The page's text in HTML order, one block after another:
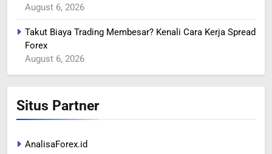
August 6, 2026
Takut Biaya Trading Membesar? Kenali Cara Kerja Spread
Forex
August 6, 2026
Situs Partner
AnalisaForex.id
INTERVENSI
BERITA FOREX
366
MINYAK TERGELINCIR DI
367